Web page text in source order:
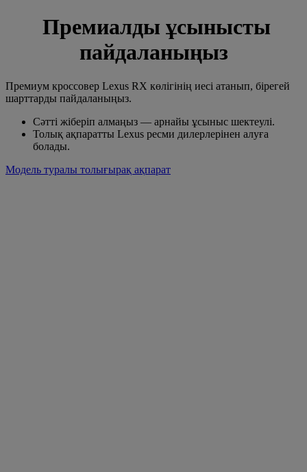
Премиалды ұсынысты
пайдаланыңыз
Премиум кроссовер Lexus RX көлігінің иесі атанып, бірегей
шарттарды пайдаланыңыз.
Сәтті жіберіп алмаңыз — арнайы ұсыныс шектеулі.
Толық ақпаратты Lexus ресми дилерлерінен алуға
болады.
Модель туралы толығырақ ақпарат